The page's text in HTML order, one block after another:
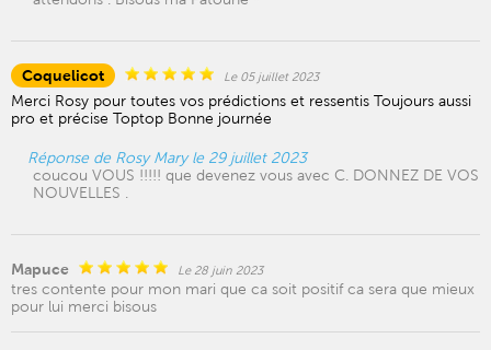
Coquelicot Le 05 juillet 2023
Merci Rosy pour toutes vos prédictions et ressentis Toujours aussi
pro et précise Toptop Bonne journée
Réponse de Rosy Mary le 29 juillet 2023
coucou VOUS !!!!! que devenez vous avec C. DONNEZ DE VOS
NOUVELLES .
Mapuce Le 28 juin 2023
tres contente pour mon mari que ca soit positif ca sera que mieux
pour lui merci bisous